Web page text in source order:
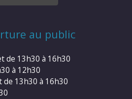
au public
de 13h30 à 16h30
à 12h30
de 13h30 à 16h30